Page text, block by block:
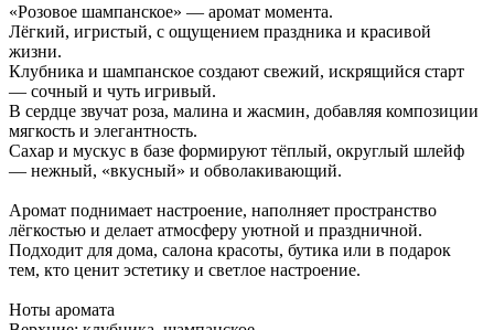
«Розовое шампанское» — аромат момента.
Лёгкий, игристый, с ощущением праздника и красивой
жизни.
Клубника и шампанское создают свежий, искрящийся старт
— сочный и чуть игривый.
В сердце звучат роза, малина и жасмин, добавляя композиции
мягкость и элегантность.
Сахар и мускус в базе формируют тёплый, округлый шлейф
— нежный, «вкусный» и обволакивающий.
Аромат поднимает настроение, наполняет пространство
лёгкостью и делает атмосферу уютной и праздничной.
Подходит для дома, салона красоты, бутика или в подарок
тем, кто ценит эстетику и светлое настроение.
Ноты аромата